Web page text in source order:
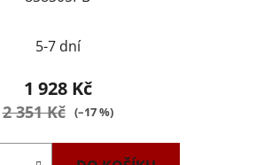
5-7 dní
1 928 Kč
2 351 Kč (–17 %)